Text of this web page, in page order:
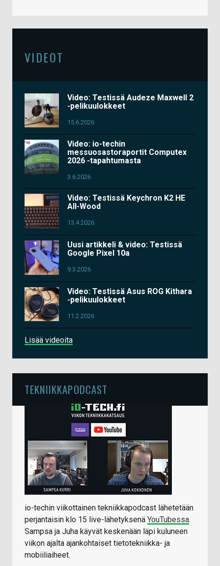
VIDEOT
Video: Testissä Audeze Maxwell 2
-pelikuulokkeet
15.6.2026
Video: io-techin
messuosastoraportit Computex
2026 -tapahtumasta
3.6.2026
Video: Testissä Keychron K2 HE
All-Wood
13.4.2026
Uusi artikkeli & video: Testissä
Google Pixel 10a
9.3.2026
Video: Testissä Asus ROG Kithara
-pelikuulokkeet
11.2.2026
Lisää videoita
TEKNIIKKAPODCAST
io-techin viikottainen tekniikkapodcast lähetetään
perjantaisin klo 15 live-lähetyksenä YouTubessa.
Sampsa ja Juha käyvät keskenään läpi kuluneen
viikon ajalta ajankohtaiset tietotekniikka- ja
mobiiliaiheet.